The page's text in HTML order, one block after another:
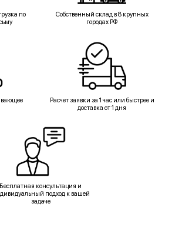
по
Собственный склад в 8 крупных
городах РФ
Расчет заявки за 1 час или быстрее и
доставка от 1 дня
Бесплатная консультация и
подход к вашей
задаче